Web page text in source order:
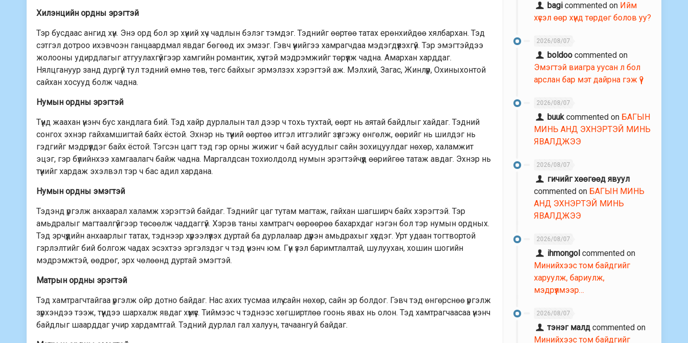
Хилэнцийн ордны эрэгтэй
Тэр бусдаас ангид хүн. Энэ орд бол эр хүний хүч чадлын бэлэг тэмдэг. Тэднийг өөртөө татах ерөнхийдөө хялбархан. Тэд
сэтгэл дотроо ихэвчоэн ганцаардмал явдаг бөгөөд их эмзэг. Гэвч үүнийгээ хамрагчдаа мэдэгдүүлэхгүй. Тэр эмэгтэйдээ
жолооны удирдлагыг атгуулахгүйгээр хамгийн романтик, хүчтэй мэдрэмжийг төрүүлж чадна. Амархан харддаг.
Нялцгануур занд дургүй тул тэдний өмнө төв, төгс байхыг эрмэлзэх хэрэгтэй аж. Мэлхий, Загас, Жинлүүр, Охиныхонтой
сайхан хосууд болж чадна.
Нумын ордны эрэгтэй
Түүнд жаахан үнэнч бус хандлага бий. Тэд хайр дурлалын тал дээр ч тохь тухтай, өөрт нь аятай байдлыг хайдаг. Тэдний
сонгох эхнэр гайхамшигтай байх ёстой. Эхнэр нь түүний өөртөө итгэл итгэлийг зүлгэжу өнгөлж, өөрийг нь шилдэг нь
гэдгийг мэдрүүлдэг байх ёстой. Тэгсэн цагт тэд гэр орны жижиг ч бай асуудлыг сайн зохицуулдаг нөхөр, халамжит
эцэг, гэр бүлийнхээ хамгаалагч байж чадна. Маргалдсан тохиолдолд нумын эрэгтэйчүүд өөрийгөө татаж авдаг. Эхнэр нь
түүнийг хардаж эхэлвэл тэр ч бас адил хардана.
Нумын ордны эмэгтэй
Тэдэнд үргэлж анхаарал халамж хэрэгтэй байдаг. Тэднийг цаг тутам магтаж, гайхан шагширч байх хэрэгтэй. Тэр
амьдралыг магтаалгүйгээр төсөөлж чаддаггүй. Хэрэв таны хамтрагч өөрөөрөө бахархдаг нэгэн бол тэр нумын ордных.
Тэд эрчүүдийн анхаарлыг татах, тэднээр хүрээлүүлэх дуртай ба дурлалаар дүүрэн амьдрахыг хүсдэг. Урт удаан тогтвортой
гэрлэлтийг бий болгож чадах эсэхтээ эргэлздэг ч тэд үнэнч юм. Гүн үзэл баримтлалтай, шулуухан, хошин шогийн
мэдрэмжтэй, өөдрөг, эрх чөлөөнд дуртай эмэгтэй.
Матрын ордны эрэгтэй
Тэд хамтрагчтайгаа үргэлж ойр дотно байдаг. Нас ахих тусмаа илүү сайн нөхөр, сайн эр болдог. Гэвч тэд өнгөрснөө үргэлж
зүрхэндээ тээж, түүндээ шархалж явдаг хүмүүс. Тиймээс ч тэднээс хөгширтлөө гоонь явах нь олон. Тэд хамтрагчаасаа үнэнч
байдлыг шаарддаг учир хардамтгай. Тэдний дурлал гал халуун, тачаангуй байдаг.
bagi commented on Ийм
хүсэл өөр хүнд төрдөг болов уу?
2026/08/07
boldoo commented on
Эмэгтэй виагра уусан л бол
арслан бар мэт дайрна гэж үү?
2026/08/07
buukcommented on БАГЫН
МИНЬ АНД ЭХНЭРТЭЙ МИНЬ
ЯВАЛДЖЭЭ
2026/08/07
гичийг хөөгөөд явуул
commented on БАГЫН МИНЬ
АНД ЭХНЭРТЭЙ МИНЬ
ЯВАЛДЖЭЭ
2026/08/07
ihmongol commented on
Минийхээс том байдгийг
харуулж, бариулж,
мэдрүүлмээр…
2026/08/07
тэнэг малд commented on
Минийхээс том байдгийг